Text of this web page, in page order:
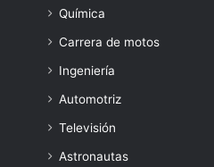
Química
Carrera de motos
Ingeniería
Automotriz
Televisión
Astronautas